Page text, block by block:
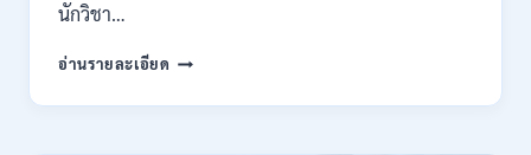
นักวิชา…
อ่านรายละเอียด มหาวิทยาลัย
โจ้